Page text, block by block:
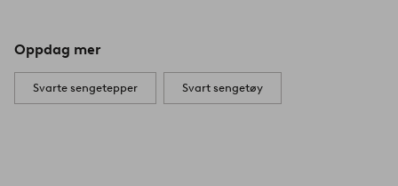
Oppdag mer
Svarte sengetepper Svart sengetøy